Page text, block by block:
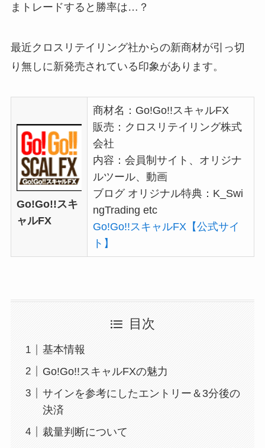
まトレードすると勝率は…？
最近クロスリテイリング社からの新商材が引っ切
り無しに新発売されている印象があります。
Go!Go!!スキ
ャルFX
商材名：Go!Go!!スキャルFX
販売：クロスリテイリング株式
会社
内容：会員制サイト、オリジナ
ルツール、動画
ブログ オリジナル特典： K_Swi
ngTrading etc
Go!Go!!スキャルFX【公式サイ
ト】
目次
基本情報
Go!Go!!スキャルFXの魅力
サインを参考にしたエントリー＆3分後の
決済
裁量判断について